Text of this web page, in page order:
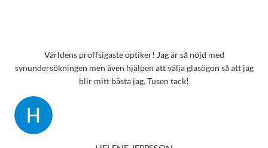
Världens proffsigaste optiker! Jag är så nöjd med
synundersökningen men även hjälpen att välja glasögon så att jag
blir mitt bästa jag. Tusen tack!